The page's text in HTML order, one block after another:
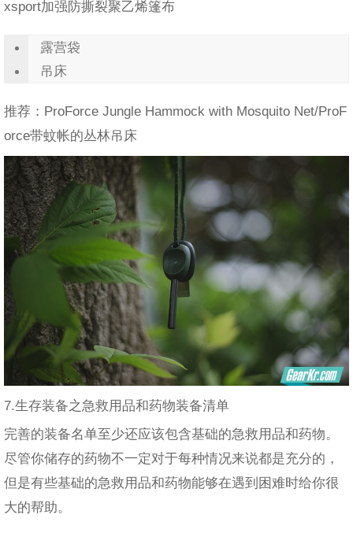
xsport加强防撕裂聚乙烯篷布
露营袋
吊床
推荐：ProForce Jungle Hammock with Mosquito Net/ProF
orce带蚊帐的丛林吊床
7.生存装备之急救用品和药物装备清单
完善的装备名单至少还应该包含基础的急救用品和药物。
尽管你储存的药物不一定对于每种情况来说都是充分的，
但是有些基础的急救用品和药物能够在遇到困难时给你很
大的帮助。